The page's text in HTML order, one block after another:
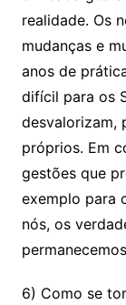
realidade. Os
mudanças e
anos de
difícil para os
desvalorizam,
próprios. Em
gestões que
exemplo para
nós, os
6) Como se